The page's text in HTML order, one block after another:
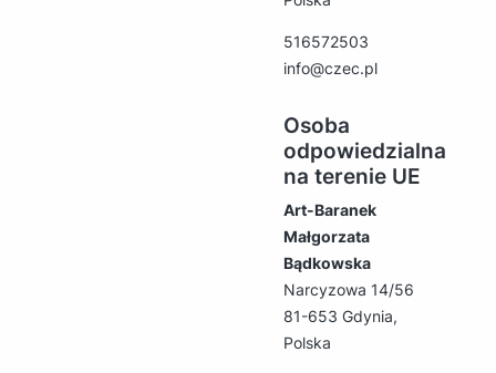
516572503
info@czec.pl
Osoba
odpowiedzialna
na terenie UE
Art-Baranek
Małgorzata
Bądkowska
Narcyzowa 14/56
81-653 Gdynia,
Polska